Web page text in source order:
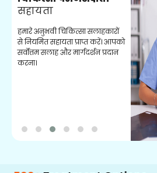
सहायता
हमारे अनुभवी चिकित्सा सलाहकारों
से नियमित सहायता प्राप्त करें। आपको
सर्वोत्तम सलाह और मार्गदर्शन प्रदान
करना।